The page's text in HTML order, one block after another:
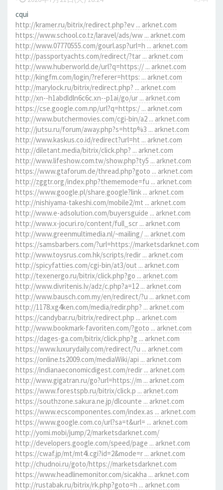
cqui
http://kramer.ru/bitrix/redirect.php?ev ... arknet.com
https://www.school.co.tz/laravel/ads/ww ... arknet.com
http://www.07770555.com/gourl.asp?url=h ... arknet.com
http://passportyachts.com/redirect/?tar ... arknet.com
http://www.huberworld.de/url?q=https:// ... arknet.com
http://kingfm.com/login/?referer=https: ... arknet.com
http://marylock.ru/bitrix/redirect.php? ... arknet.com
http://xn--h1abdldln6c6c.xn--p1ai/go/ur ... arknet.com
https://cse.google.com.np/url?q=https:/ ... arknet.com
http://www.butchermovies.com/cgi-bin/a2 ... arknet.com
http://jutsu.ru/forum/away.php?s=http%3 ... arknet.com
http://www.kaskus.co.id/redirect?url=ht ... arknet.com
http://diletant.media/bitrix/click.php? ... arknet.com
http://www.lifeshow.com.tw/show.php?ty5 ... arknet.com
https://www.gtaforum.de/thread.php?goto ... arknet.com
http://zggtr.org/index.php?thememode=fu ... arknet.com
https://www.google.pl/share.google?link ... arknet.com
http://nishiyama-takeshi.com/mobile2/mt ... arknet.com
http://www.e-adsolution.com/buyersguide ... arknet.com
http://www.x-jocuri.ro/content/full_scr ... arknet.com
http://www.greenmultimedia.nl/~mailing/ ... arknet.com
https://samsbarbers.com/?url=https://marketsdarknet.com
http://www.toysrus.com.hk/scripts/redir ... arknet.com
http://spicyfatties.com/cgi-bin/at3/out ... arknet.com
http://texenergo.ru/bitrix/click.php?go ... arknet.com
http://www.divritenis.lv/adz/c.php?a=12 ... arknet.com
http://www.bausch.com.my/en/redirect/?u ... arknet.com
http://1178.xg4ken.com/media/redir.php? ... arknet.com
https://candybar.ru/bitrix/redirect.php ... arknet.com
http://www.bookmark-favoriten.com/?goto ... arknet.com
https://dages-ga.com/bitrix/click.php?g ... arknet.com
https://www.luxurydaily.com/redirect/?u ... arknet.com
https://online.ts2009.com/mediaWiki/api ... arknet.com
https://indianaeconomicdigest.com/redir ... arknet.com
http://www.gigatran.ru/go?url=https://m ... arknet.com
https://www.forestspb.ru/bitrix/click.p ... arknet.com
https://southzone.sakura.ne.jp/dlcounte ... arknet.com
https://www.ecscomponentes.com/index.as ... arknet.com
https://www.google.com.co/url?sa=t&url= ... arknet.com
http://yomi.mobi/jump/2/marketsdarknet.com/
http://developers.google.com/speed/page ... arknet.com
https://cwaf.jp/mt/mt4i.cgi?id=2&mode=r ... arknet.com
http://chudnoi.ru/goto/https://marketsdarknet.com
https://www.headlinemonitor.com/sicakha ... arknet.com
http://rustabak.ru/bitrix/rk.php?goto=h ... arknet.com